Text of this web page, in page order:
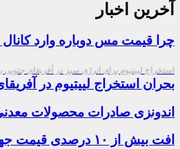
آخرین اخبار
چرا قیمت مس دوباره وارد کانال ۱۴ هزار دلار شد
استخراج لییتیوم برای انرژی سبز در آفریقای
بحران استخراج لییتیوم در
اندونزی صادرات محصولات
افت بیش از ۱۰ درصدی قیمت جهانی نفت همزمان با کاهش نرخ ارز و سکه در بازار